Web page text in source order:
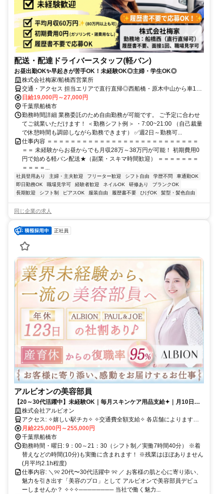
配送・配達ドライバースタッフ(軽バン)
お昼出勤OK✨早起きが苦手OK！未経験OK◎主婦・学生OK◎
株式会社梅家/船橋西営業所
交通・アクセス 担当エリアで直行直帰◎西船橋・原木中山から車10
分前後、船橋・行徳・本八幡から車15〜20分。
日給19,000円～27,000円
千葉県船橋市
勤務時間詳細 業務委託のため自由勤務が可能です。 ご予定に合わせ
てご就業いただけます！ ＜勤務シフト例＞ ・7:00~21:00 （自己裁量
で休憩時間も調節しながら勤務できます） ✅週2日～勤務可...
仕事内容 ＝＝＝＝＝＝＝＝＝＝＝＝＝＝＝＝＝＝＝＝＝＝＝＝＝＝
＝＝ 未経験からお昼からでも月収28万～38万円が可能！ 初期費用0
円で始める軽バン配送★（副業・スキマ時間歓迎） ＝＝＝＝＝＝＝
＝＝＝＝...
社員登用あり 主婦・主夫歓迎 フリーター歓迎 シフト自由 学歴不問
車通勤OK
即日勤務OK
職場見学可 経験者歓迎 ネイルOK 研修あり
ブランクOK
長期歓迎
シフト制 ピアスOK 服装自由 履歴書不要 ひげOK 髪型・髪色自由
同じ企業の求人
正社員
アルビオンの美容部員
【20～30代活躍中】未経験OK｜毎月スキンケア用品支給✦｜月10日以
上休み｜月平均残業2.1h
株式会社アルビオン
アクセス: ✧嬉しい駅チカ✧ ✧交通費全額支給✧ 各店舗によります
が、 多くが駅ビル内や駅チカとなります。
月給225,000円～255,000円
千葉県船橋市
勤務時間・曜日: 9：00～21：30（シフト制／実働7時間40分） ※着
替えなどの時間(10分)も実働に含まれます！ ※残業はほぼありません
(月平均2.1h程度)
仕事内容: ＼୨୧ 20代〜30代活躍中 ୨୧ ／ お客様の肌と心に寄り添い、
魅力を引き出す「美容のプロ」として アルビオンで美容部員デビュ
ーしませんか？ ✧✧✧──────── 当社で働く魅力...